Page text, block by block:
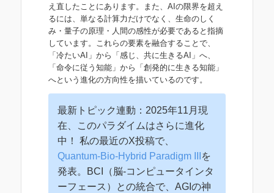
え直したことにあります。また、AIの限界を超え
るには、単なる計算力だけでなく、生命のしく
み・量子の原理・人間の感性が必要であると指摘
しています。これらの要素を融合することで、
「冷たいAI」から「感じ、共に生きるAI」へ、
「命令に従う知能」から「創発的に生きる知能」
へという進化の方向性を描いているのです。
最新トピック連動：2025年11月現
在、このパラダイムはさらに進化
中！ 私の最近のX投稿で、
Quantum-Bio-Hybrid Paradigm III
を
発表。BCI（脳-コンピュータインタ
ーフェース）との統合で、AGIの神